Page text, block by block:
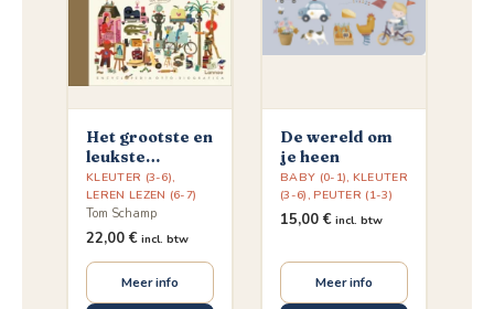
Het grootste en
leukste
beeldwoordenboek
ter wereld
KLEUTER (3-6),
LEREN LEZEN (6-7)
Tom Schamp
22,00 € incl. btw
Meer info
De wereld om
je heen
BABY (0-1), KLEUTER
(3-6), PEUTER (1-3)
15,00 € incl. btw
Meer info